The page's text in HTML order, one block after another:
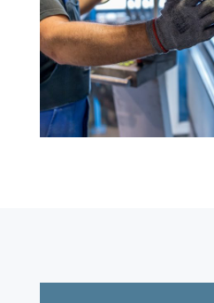
blandit aliquet elit, eget
a. Vivamus suscipit tortor